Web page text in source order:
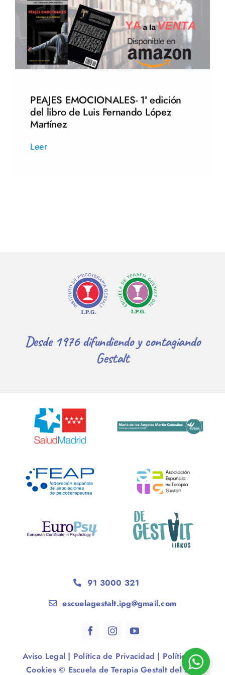
PEAJES EMOCIONALES- 1ª edición
del libro de Luis Fernando López
Martínez
Leer
Desde 1976 difundiendo y contagiando
Gestalt
91 3000 321
escuelagestalt.ipg@gmail.com
Aviso Legal | Política de Privacidad | Política de
Cookies© Escuela de Terapia Gestalt del IPG